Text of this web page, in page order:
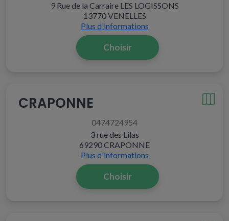
9 Rue de la Carraire LES LOGISSONS
13770 VENELLES
Plus d'informations
Choisir
CRAPONNE
0474724954
3 rue des Lilas
69290 CRAPONNE
Plus d'informations
Choisir